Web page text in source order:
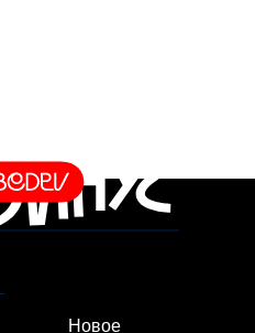
Новое